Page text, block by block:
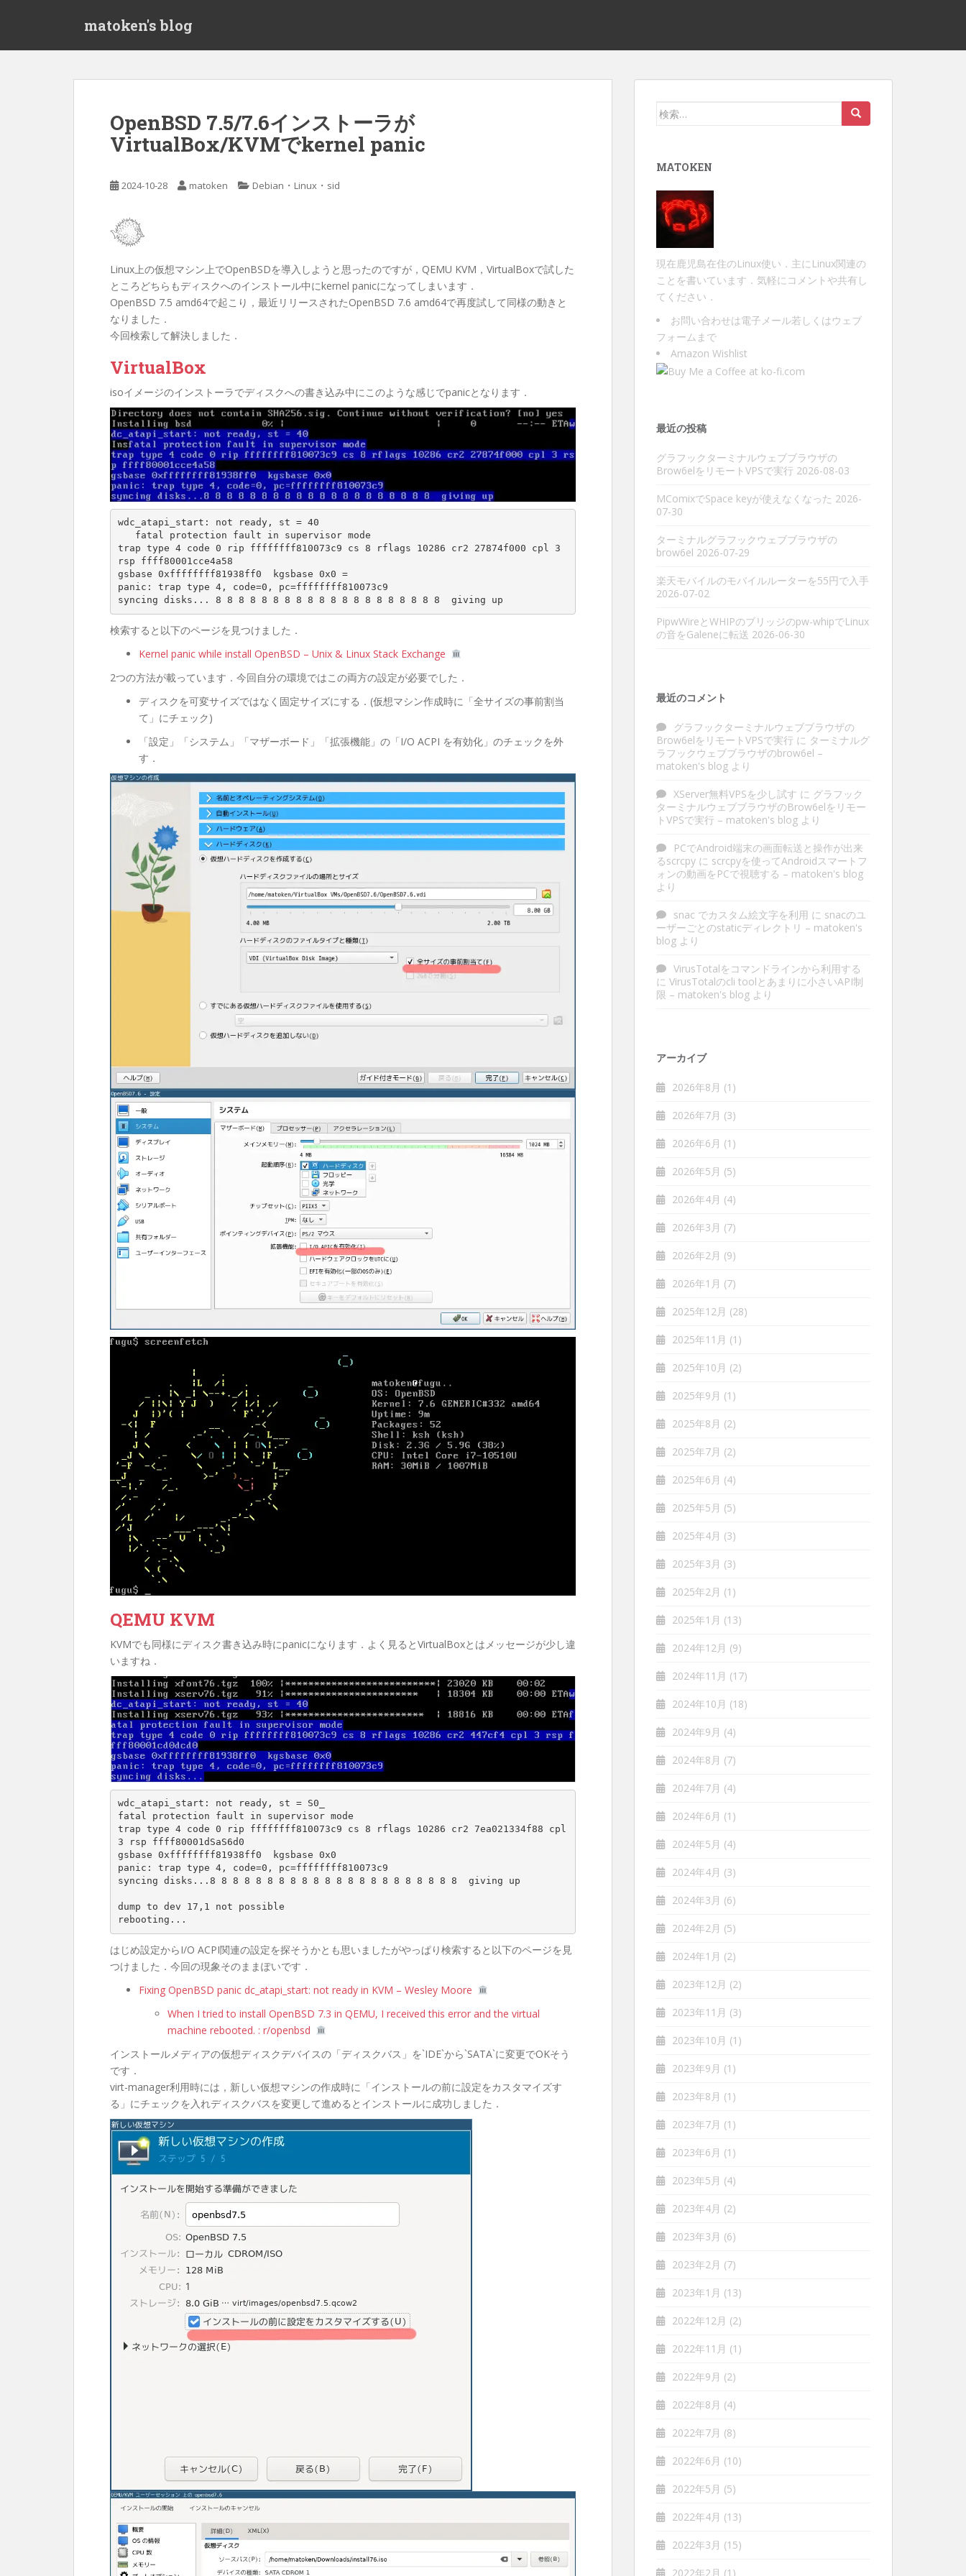
matoken's blog
OpenBSD 7.5/7.6インストーラが
VirtualBox/KVMでkernel panic
2024-10-28 matoken Debian ・ Linux ・ sid
Linux上の仮想マシン上でOpenBSDを導入しようと思ったのですが，QEMU KVM，VirtualBoxで試した
ところどちらもディスクへのインストール中にkernel panicになってしまいます．
OpenBSD 7.5 amd64で起こり，最近リリースされたOpenBSD 7.6 amd64で再度試して同様の動きと
なりました．
今回検索して解決しました．
VirtualBox
isoイメージのインストーラでディスクへの書き込み中にこのような感じでpanicとなります．
wdc_atapi_start: not ready, st = 40
trap type 4 code 0 rip ffffffff810073c9 cs 8 rflags 10286 cr2 27874f000 cpl 3
rsp ffff80001cce4a58
gsbase 0xffffffff81938ff0  kgsbase 0x0 =
panic: trap type 4, code=0, pc=ffffffff810073c9
syncing disks... 8 8 8 8 8 8 8 8 8 8 8 8 8 8 8 8 8 8 8 8  giving up
検索すると以下のページを見つけました．
Kernel panic while install OpenBSD – Unix & Linux Stack Exchange
2つの方法が載っています．今回自分の環境ではこの両方の設定が必要でした．
ディスクを可変サイズではなく固定サイズにする．(仮想マシン作成時に「全サイズの事前割当
て」にチェック)
「設定」「システム」「マザーボード」「拡張機能」の「I/O ACPI を有効化」のチェックを外
す．
QEMU KVM
KVMでも同様にディスク書き込み時にpanicになります．よく見るとVirtualBoxとはメッセージが少し違
いますね．
wdc_atapi_start: not ready, st = S0_
fatal protection fault in supervisor mode
trap type 4 code 0 rip ffffffff810073c9 cs 8 rflags 10286 cr2 7ea021334f88 cpl
3 rsp ffff80001dSaS6d0
gsbase 0xffffffff81938ff0  kgsbase 0x0
panic: trap type 4, code=0, pc=ffffffff810073c9
syncing disks...8 8 8 8 8 8 8 8 8 8 8 8 8 8 8 8 8 8 8 8 8 8  giving up
dump to dev 17,1 not possible
rebooting...
はじめ設定からI/O ACPI関連の設定を探そうかとも思いましたがやっぱり検索すると以下のページを見
つけました．今回の現象そのままぽいです．
Fixing OpenBSD panic dc_atapi_start: not ready in KVM – Wesley Moore
When I tried to install OpenBSD 7.3 in QEMU, I received this error and the virtual
machine rebooted. : r/openbsd
インストールメディアの仮想ディスクデバイスの「ディスクバス」を`IDE`から`SATA`に変更でOKそう
です．
virt-manager利用時には，新しい仮想マシンの作成時に「インストールの前に設定をカスタマイズす
る」にチェックを入れディスクバスを変更して進めるとインストールに成功しました．
検
MATOKEN
現在鹿児島在住のLinux使い．主にLinux関連の
ことを書いています．気軽にコメントや共有し
てください．
お問い合わせは電子メール若しくは ウェブ
フォーム まで
Amazon Wishlist
最近の投稿
グラフックターミナルウェブブラウザの
Brow6elをリモートVPSで実行 2026-08-03
MComixでSpace keyが使えなくなった 2026-
07-30
ターミナルグラフックウェブブラウザの
brow6el 2026-07-29
楽天モバイルのモバイルルーターを55円で入手
2026-07-02
PipwWireとWHIPのブリッジのpw-whipでLinux
の音をGaleneに転送 2026-06-30
最近のコメント
グラフックターミナルウェブブラウザの
Brow6elをリモートVPSで実行 に ターミナルグ
ラフックウェブブラウザのbrow6el –
matoken's blog より
XServer無料VPSを少し試す に グラフック
ターミナルウェブブラウザのBrow6elをリモー
トVPSで実行 – matoken's blog より
PCでAndroid端末の画面転送と操作が出来
るscrcpy に scrcpyを使ってAndroidスマートフ
ォンの動画をPCで視聴する – matoken's blog
より
snac でカスタム絵文字を利用 に snacのユ
ーザーごとのstaticディレクトリ – matoken's
blog より
VirusTotalをコマンドラインから利用する
に VirusTotalのcli toolとあまりに小さいAPI制
限 – matoken's blog より
アーカイブ
2026年8月 (1)
2026年7月 (3)
2026年6月 (1)
2026年5月 (5)
2026年4月 (4)
2026年3月 (7)
2026年2月 (9)
2026年1月 (7)
2025年12月 (28)
2025年11月 (1)
2025年10月 (2)
2025年9月 (1)
2025年8月 (2)
2025年7月 (2)
2025年6月 (4)
2025年5月 (5)
2025年4月 (3)
2025年3月 (3)
2025年2月 (1)
2025年1月 (13)
2024年12月 (9)
2024年11月 (17)
2024年10月 (18)
2024年9月 (4)
2024年8月 (7)
2024年7月 (4)
2024年6月 (1)
2024年5月 (4)
2024年4月 (3)
2024年3月 (6)
2024年2月 (5)
2024年1月 (2)
2023年12月 (2)
2023年11月 (3)
2023年10月 (1)
2023年9月 (1)
2023年8月 (1)
2023年7月 (1)
2023年6月 (1)
2023年5月 (4)
2023年4月 (2)
2023年3月 (6)
2023年2月 (7)
2023年1月 (13)
2022年12月 (2)
2022年11月 (1)
2022年9月 (2)
2022年8月 (4)
2022年7月 (8)
2022年6月 (10)
2022年5月 (5)
2022年4月 (13)
2022年3月 (15)
2022年2月 (1)